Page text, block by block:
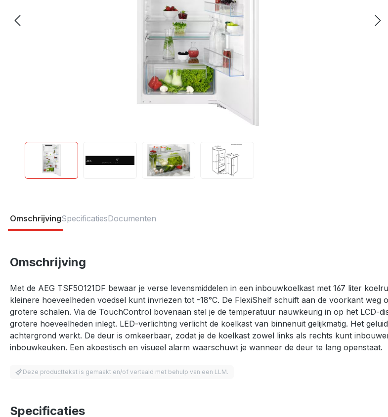
OmschrijvingSpecificatiesDocumenten
Omschrijving
Met de AEG TSF5O121DF bewaar je verse levensmiddelen in een inbouwkoelkast met 167 liter
kleinere hoeveelheden voedsel kunt invriezen tot -18°C. De FlexiShelf schuift aan de voorkant
grotere schalen. Via de TouchControl bovenaan stel je de temperatuur nauwkeurig in op het LCD-
grotere hoeveelheden inlegt. LED-verlichting verlicht de koelkast van binnenuit gelijkmatig. Het
achtergrond werkt. De deur is omkeerbaar, zodat je de koelkast zowel links als rechts kunt
inbouwkeuken. Een akoestisch en visueel alarm waarschuwt je wanneer de deur te lang openstaat.
Deze producttekst is gemaakt en/of vertaald met behulp van een LLM.
Specificaties